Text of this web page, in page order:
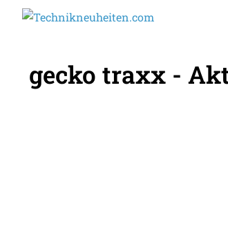
gecko traxx -